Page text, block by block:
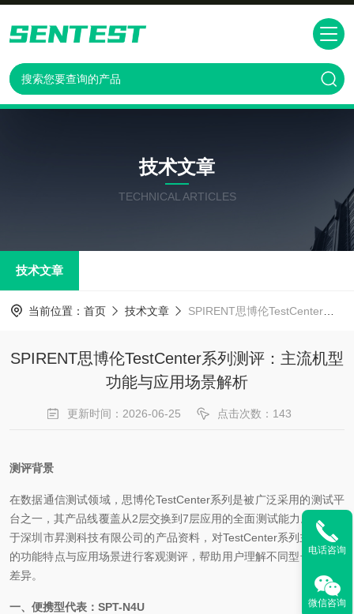
技术文章
TECHNICAL ARTICLES
技术文章
当前位置： 首页 技术文章 SPIRENT思博伦TestCenter系列测评：主流机型功能与应用场景解析
SPIRENT思博伦TestCenter系列测评：主流机型
功能与应用场景解析
更新时间：2026-06-25 点击次数：143
测评背景
在数据通信测试领域，思博伦TestCenter系列是被广泛采用的测试平
台之一，其产品线覆盖从2层交换到7层应用的全面测试能力。本文基
于深圳市昇测科技有限公司的产品资料，对TestCenter系列主流机型
的功能特点与应用场景进行客观测评，帮助用户理解不同型号的定位
差异。
一、便携型代表：SPT-N4U
电话咨询
微信咨询